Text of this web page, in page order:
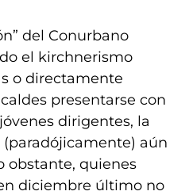
del Conurbano
el kirchnerismo
o directamente
presentarse con
dirigentes, la
aún
obstante, quienes
diciembre último no